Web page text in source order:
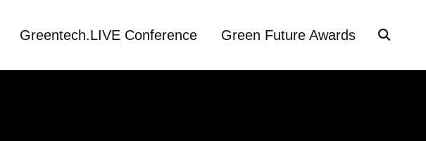
Greentech.LIVE Conference Green Future Awards